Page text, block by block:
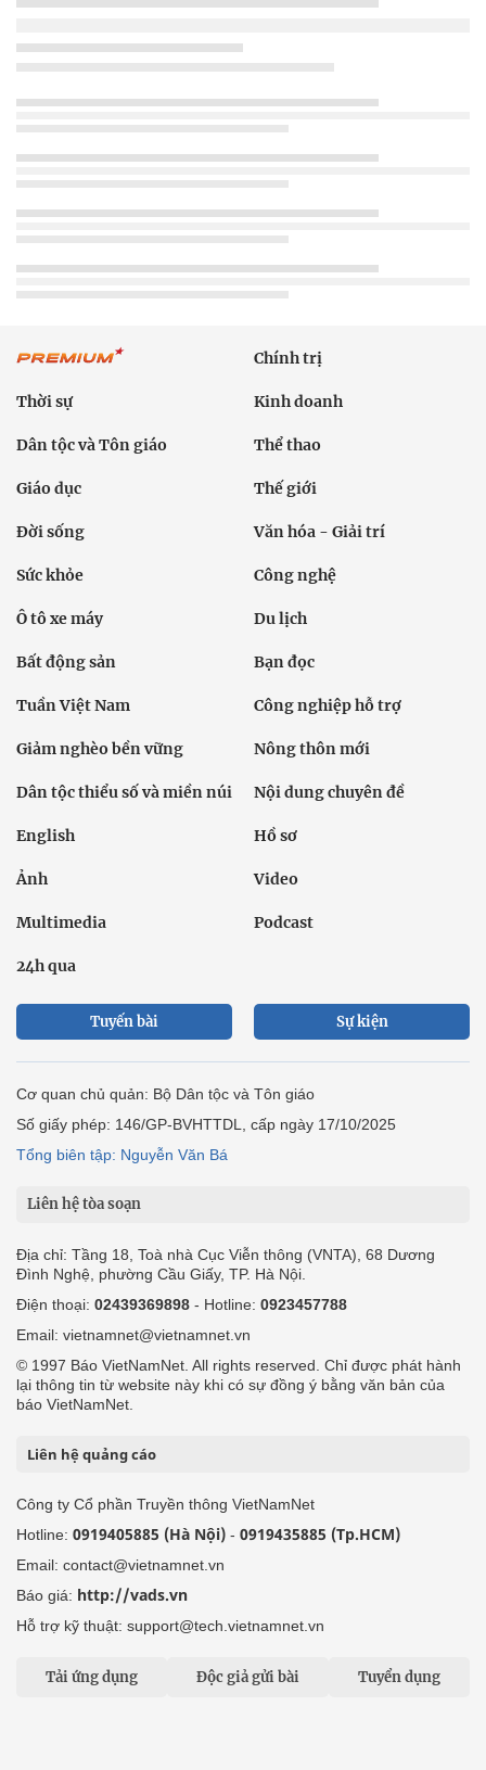
Chính trị
Thời sự Kinh doanh
Dân tộc và Tôn giáo Thể thao
Giáo dục Thế giới
Đời sống Văn hóa - Giải trí
Sức khỏe Công nghệ
Ô tô xe máy Du lịch
Bất động sản Bạn đọc
Tuần Việt Nam Công nghiệp hỗ trợ
Giảm nghèo bền vững Nông thôn mới
Dân tộc thiểu số và miền núi Nội dung chuyên đề
English Hồ sơ
Ảnh Video
Multimedia Podcast
24h qua
Tuyến bài Sự kiện
Cơ quan chủ quản: Bộ Dân tộc và Tôn giáo
Số giấy phép: 146/GP-BVHTTDL, cấp ngày 17/10/2025
Tổng biên tập: Nguyễn Văn Bá
Liên hệ tòa soạn
Địa chỉ: Tầng 18, Toà nhà Cục Viễn thông (VNTA), 68 Dương
Đình Nghệ, phường Cầu Giấy, TP. Hà Nội.
Điện thoại: 02439369898 - Hotline: 0923457788
Email: vietnamnet@vietnamnet.vn
© 1997 Báo VietNamNet. All rights reserved. Chỉ được phát hành
lại thông tin từ website này khi có sự đồng ý bằng văn bản của
báo VietNamNet.
Liên hệ quảng cáo
Công ty Cổ phần Truyền thông VietNamNet
Hotline: 0919405885 (Hà Nội) - 0919435885 (Tp.HCM)
Email: contact@vietnamnet.vn
Báo giá: http://vads.vn
Hỗ trợ kỹ thuật: support@tech.vietnamnet.vn
Tải ứng dụng Độc giả gửi bài Tuyển dụng